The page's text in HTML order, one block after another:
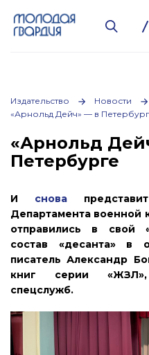
Издательство
Новости
«Арнольд Дейч» — в
«Арнольд
Петербурге
И снова
Департамента военной
отправились в свой
состав «десанта» в
писатель Александр
книг серии
спецслужб.